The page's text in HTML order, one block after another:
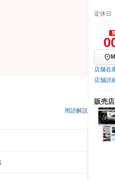
用語解説
定休日
店舗在
店舗詳
販売